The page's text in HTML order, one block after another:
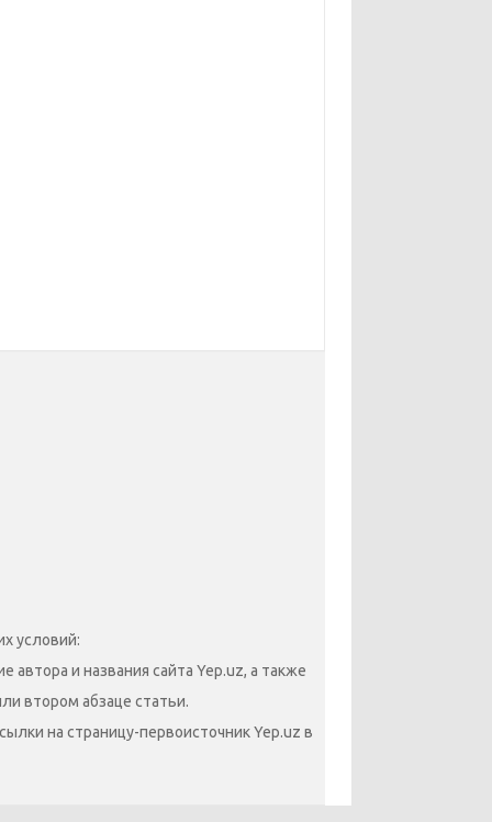
условий:
и названия сайта Yep.uz, а также
втором абзаце статьи.
на страницу-первоисточник Yep.uz в